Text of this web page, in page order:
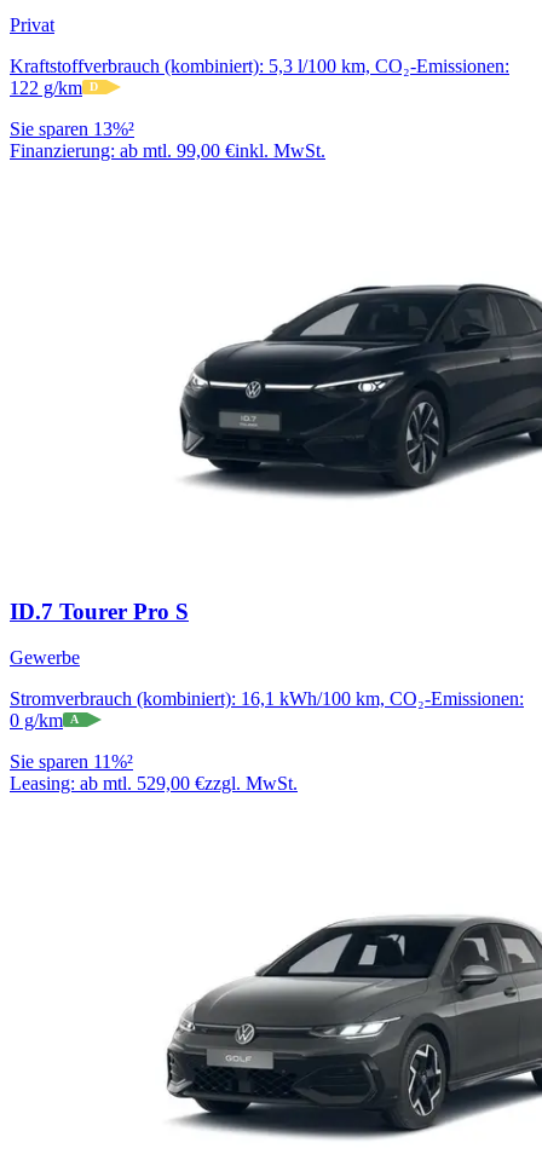
Privat
Kraftstoffverbrauch (kombiniert): 5,3 l/100 km, CO₂-Emissionen:
122 g/km D
Sie sparen 13%²
Finanzierung: ab mtl. 99,00 €inkl. MwSt.
ID.7 Tourer Pro S
Gewerbe
Stromverbrauch (kombiniert): 16,1 kWh/100 km, CO₂-Emissionen:
0 g/km A
Sie sparen 11%²
Leasing: ab mtl. 529,00 €zzgl. MwSt.